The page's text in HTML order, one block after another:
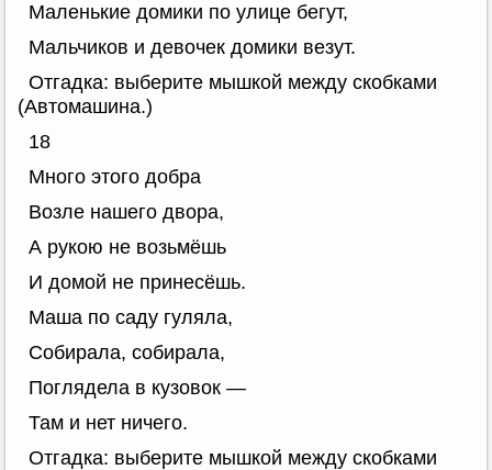
Маленькие домики по улице бегут,
Мальчиков и девочек домики везут.
Отгадка: выберите мышкой между скобками
(Автомашина.)
18
Много этого добра
Возле нашего двора,
А рукою не возьмёшь
И домой не принесёшь.
Маша по саду гуляла,
Собирала, собирала,
Поглядела в кузовок —
Там и нет ничего.
Отгадка: выберите мышкой между скобками